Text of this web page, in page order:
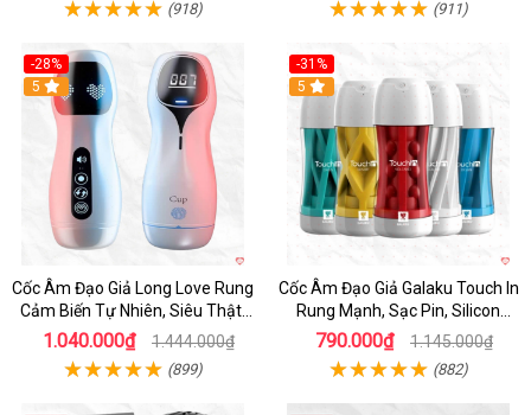
(918) (911)
-28%
5
Cốc Âm Đạo Giả Long Love Rung
Cảm Biến Tự Nhiên, Siêu Thật,
Sướng
1.040.000₫ 1.444.000₫
(899)
-31%
Hot
5
Cốc Âm Đạo Giả Galaku Touch In
Rung Mạnh, Sạc Pin, Silicon
Mềm
790.000₫ 1.145.000₫
(882)